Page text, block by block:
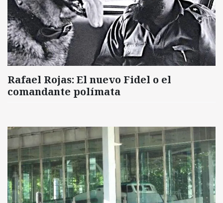
Rafael Rojas: El nuevo Fidel o el
comandante polímata